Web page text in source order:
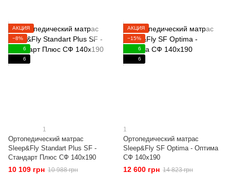
АКЦИЯ
−8%
6
6
1
Ортопедический матрас
Sleep&Fly Standart Plus SF -
Стандарт Плюс СФ 140x190
10 109 грн 10 988 грн
АКЦИЯ
−15%
6
6
1
Ортопедический матрас
Sleep&Fly SF Optima - Оптима
СФ 140x190
12 600 грн 14 823 грн